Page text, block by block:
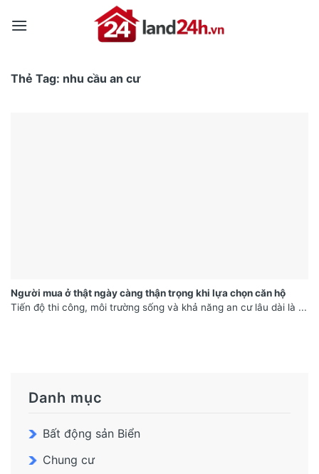
Thẻ Tag: nhu cầu an cư
Người mua ở thật ngày càng thận trọng khi lựa chọn căn hộ
Tiến độ thi công, môi trường sống và khả năng an cư lâu dài là ...
Danh mục
Bất động sản Biển
Chung cư